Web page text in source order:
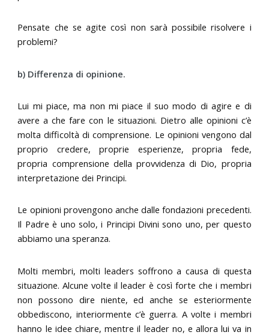
Pensate che se agite così non sarà possibile risolvere i
problemi?
b) Differenza di opinione.
Lui mi piace, ma non mi piace il suo modo di agire e di
avere a che fare con le situazioni. Dietro alle opinioni c’è
molta difficoltà di comprensione. Le opinioni vengono dal
proprio credere, proprie esperienze, propria fede,
propria comprensione della provvidenza di Dio, propria
interpretazione dei Principi.
Le opinioni provengono anche dalle fondazioni precedenti.
Il Padre è uno solo, i Principi Divini sono uno, per questo
abbiamo una speranza.
Molti membri, molti leaders soffrono a causa di questa
situazione. Alcune volte il leader è così forte che i membri
non possono dire niente, ed anche se esteriormente
obbediscono, interiormente c’è guerra. A volte i membri
hanno le idee chiare, mentre il leader no, e allora lui va in